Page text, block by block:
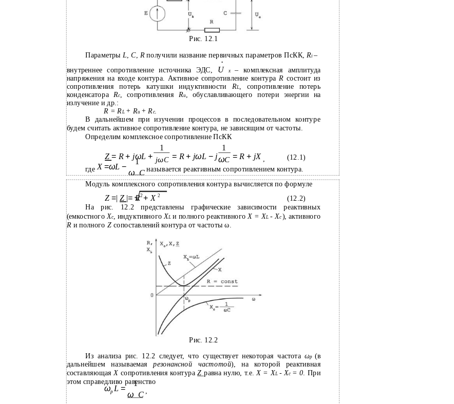
Рис. 12.1
ПараметрыL,C, Rполучили название первичных параметров ПсКК,Ri–
•
внутреннее сопротивление источника ЭДС, U x – комплексная амплитуда
напряжения на входе контура. Активное сопротивление контура R состоит из
сопротивления потерь катушки индуктивности RL, сопротивление потерь
конденсатора Rc, сопротивленияRu, обуславливающего потери энергии на
излучение и др.:
R = RL + Ru + Rc.
В дальнейшем при изучении процессов в последовательном контуре
будем считать активное сопротивление контура, не зависящим от частоты.
Определим комплексное сопротивление ПсКК
Z= R+ jωL +
1
= R+ jωL − j
1
= R + jX (12.1)
jωC ωC
гдеX=ωL −
ω
1
Cназывается реактивным сопротивлением контура.
Модуль комплексного сопротивления контура вычисляется по формуле
Z=| Z |=R2 + X 2
(12.2)
На рис. 12.2 представлены графические зависимости реактивных
(емкостного Xc, индуктивного XLи полного реактивного X = XL- Xc), активного
R и полного Z сопоставлений контура от частоты ω.
Рис. 12.2
Из анализа рис. 12.2 следует, что существует некоторая частота ωp (в
дальнейшем называемаярезонансной частотой), на которой реактивная
составляющая X сопротивления контураZ равна нулю, т.е. X = XL - Xc = 0 . При
этом справедливо равенство
ωpL =
ω
1
C